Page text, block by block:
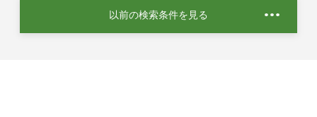
以前の検索条件を見る